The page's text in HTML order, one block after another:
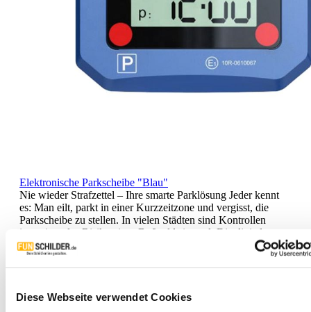
Diese Webseite verwendet Cookies
Elektronische Parkscheibe "Blau"
Nie wieder Strafzettel – Ihre smarte Parklösung Jeder kennt
es: Man eilt, parkt in einer Kurzzeitzone und vergisst, die
Parkscheibe zu stellen. In vielen Städten sind Kontrollen
intensiv – das Risiko eines Bußgelds ist real. Die digitale
Parkscheibe „Park Plus“ ist hier Ihre smarte Lösung, um
genau das zu vermeiden.Mit dieser modernen Parkscheibe
gehört das händische Einstellen der Vergangenheit an. Sie
Ihre Parkzeit stets korrekt angezeigt wird – und das